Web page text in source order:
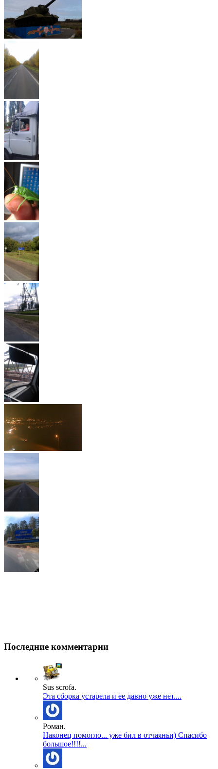
Последние комментарии
Sus scrofa.
Эта сборка устарела и ее давно уже нет....
Роман.
Наконец помогло... уже бил в отчаяньи) Спасибо
большое!!!!...